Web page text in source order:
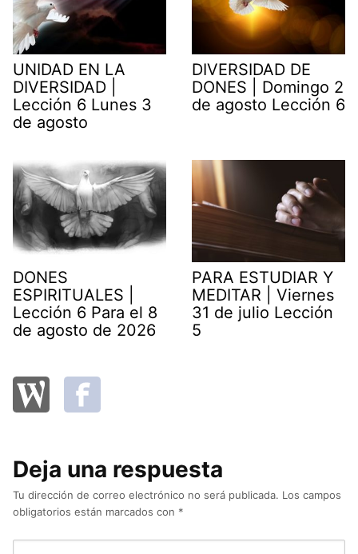
UNIDAD EN LA
DIVERSIDAD |
Lección 6 Lunes 3
de agosto
DIVERSIDAD DE
DONES | Domingo 2
de agosto Lección 6
DONES
ESPIRITUALES |
Lección 6 Para el 8
de agosto de 2026
PARA ESTUDIAR Y
MEDITAR | Viernes
31 de julio Lección
5
Deja una respuesta
Tu dirección de correo electrónico no será publicada. Los campos
obligatorios están marcados con *